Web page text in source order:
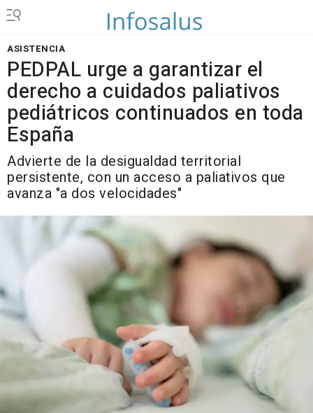
ASISTENCIA
PEDPAL urge a garantizar el
derecho a cuidados paliativos
pediátricos continuados en toda
España
Advierte de la desigualdad territorial
persistente, con un acceso a paliativos que
avanza "a dos velocidades"